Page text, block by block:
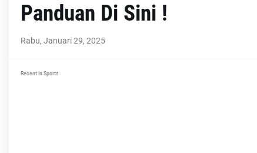
Panduan Di Sini !
Rabu, Januari 29, 2025
Recent in Sports